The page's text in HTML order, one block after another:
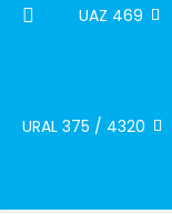
UAZ 469
URAL 375 / 4320